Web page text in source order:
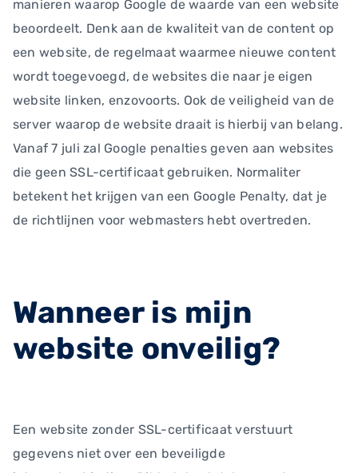
manieren waarop Google de waarde van een website
beoordeelt. Denk aan de kwaliteit van de content op
een website, de regelmaat waarmee nieuwe content
wordt toegevoegd, de websites die naar je eigen
website linken, enzovoorts. Ook de veiligheid van de
server waarop de website draait is hierbij van belang.
Vanaf 7 juli zal Google penalties geven aan websites
die geen SSL-certificaat gebruiken. Normaliter
betekent het krijgen van een Google Penalty, dat je
de richtlijnen voor webmasters hebt overtreden.
Wanneer is mijn
website onveilig?
Een website zonder SSL-certificaat verstuurt
gegevens niet over een beveiligde